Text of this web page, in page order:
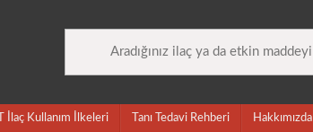
İlaç Kullanım İlkeleri Tanı Tedavi Rehberi Hakkımızda